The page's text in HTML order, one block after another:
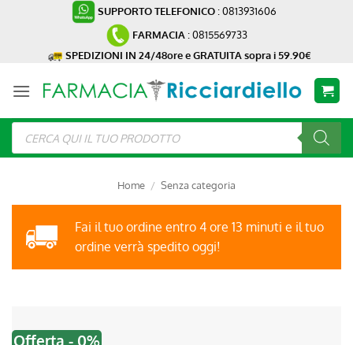
SUPPORTO TELEFONICO : 0813931606
FARMACIA : 0815569733
SPEDIZIONI IN 24/48ore e GRATUITA sopra i 59.90€
Ricerca
prodotti
Home / Senza categoria
Fai il tuo ordine entro 4 ore 13 minuti e il tuo
ordine verrà spedito oggi!
Offerta - 0%